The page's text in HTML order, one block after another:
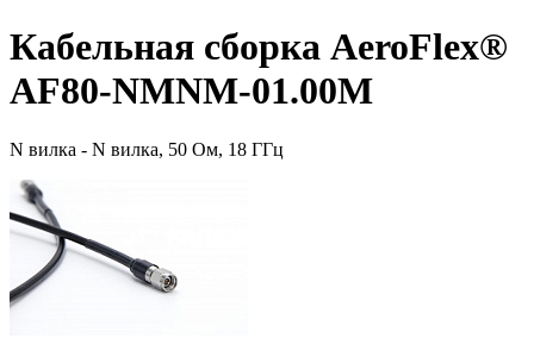
Кабельная сборка AeroFlex®
AF80-NMNM-01.00M
N вилка - N вилка, 50 Ом, 18 ГГц